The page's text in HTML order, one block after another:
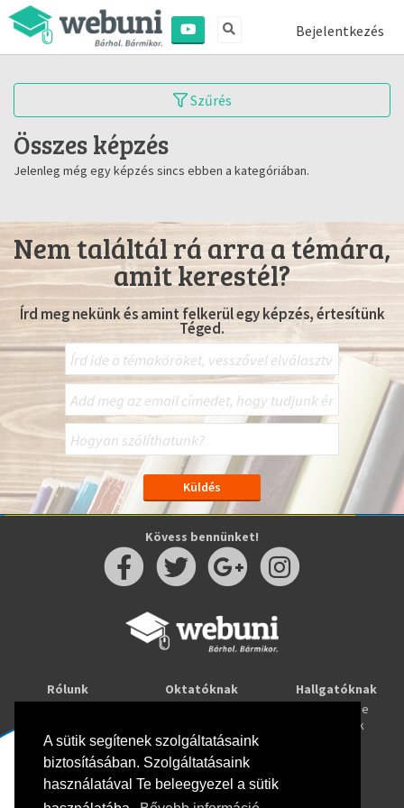
A sütik segítenek szolgáltatásaink
biztosításában. Szolgáltatásaink
használatával Te beleegyezel a sütik
Bejelentkezés
Szűrés
Összes képzés
Jelenleg még egy képzés sincs ebben a kategóriában.
Nem találtál rá arra a témára,
amit kerestél?
Írd meg nekünk és amint felkerül egy képzés, értesítünk
Téged.
Kövess bennünket!
Rólunk
Oktatóknak
Webuni Stúdió
Hallgatóknak
Tanulj online
Képzések
Info
Adatkezelési tájékoztató
ÁSZF